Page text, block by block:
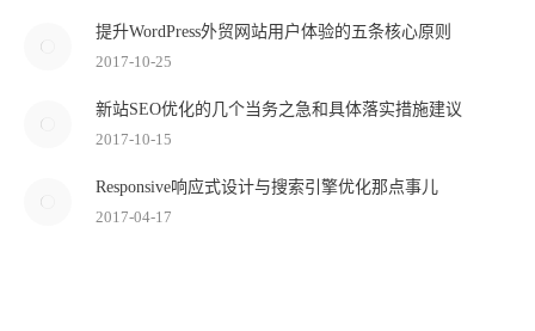
提升WordPress外贸网站用户体验的五条核心原则
2017-10-25
新站SEO优化的几个当务之急和具体落实措施建议
2017-10-15
Responsive响应式设计与搜索引擎优化那点事儿
2017-04-17